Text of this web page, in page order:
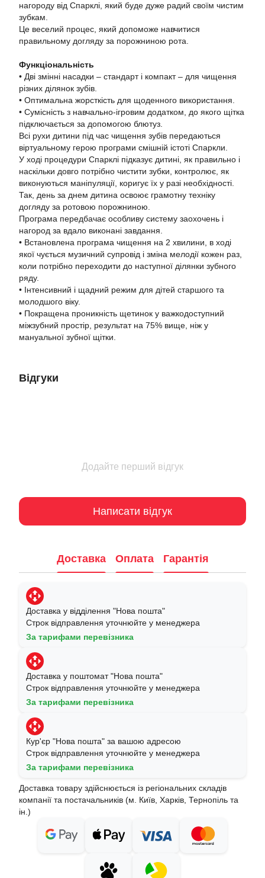
нагороду від Спарклі, який буде дуже радий своїм чистим
зубкам.
Це веселий процес, який допоможе навчитися
правильному догляду за порожниною рота.
Функціональність
• Дві змінні насадки – стандарт і компакт – для чищення
різних ділянок зубів.
• Оптимальна жорсткість для щоденного використання.
• Сумісність з навчально-ігровим додатком, до якого щітка
підключається за допомогою блютуз.
Всі рухи дитини під час чищення зубів передаються
віртуальному герою програми смішній істоті Спаркли.
У ході процедури Спарклі підказує дитині, як правильно і
наскільки довго потрібно чистити зубки, контролює, як
виконуються маніпуляції, коригує їх у разі необхідності.
Так, день за днем дитина освоює грамотну техніку
догляду за ротовою порожниною.
Програма передбачає особливу систему заохочень і
нагород за вдало виконані завдання.
• Встановлена програма чищення на 2 хвилини, в ході
якої чується музичний супровід і зміна мелодії кожен раз,
коли потрібно переходити до наступної ділянки зубного
ряду.
• Інтенсивний і щадний режим для дітей старшого та
молодшого віку.
• Покращена проникність щетинок у важкодоступний
міжзубний простір, результат на 75% вище, ніж у
мануальної зубної щітки.
Відгуки
Додайте перший відгук
Написати відгук
Доставка Оплата Гарантія
Доставка у відділення "Нова пошта"
Строк відправлення уточнюйте у менеджера
За тарифами перевізника
Доставка у поштомат "Нова пошта"
Строк відправлення уточнюйте у менеджера
За тарифами перевізника
Кур'єр "Нова пошта" за вашою адресою
Строк відправлення уточнюйте у менеджера
За тарифами перевізника
Доставка товару здійснюється із регіональних складів
компанії та постачальників (м. Київ, Харків, Тернопіль та
ін.)